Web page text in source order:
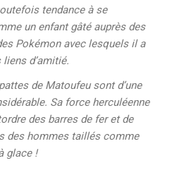
tendance à se
un enfant gâté auprès des
Pokémon avec lesquels il a
d’amitié.
de Matoufeu sont d’une
Sa force herculéenne
des barres de fer et de
des hommes taillés comme
glace !